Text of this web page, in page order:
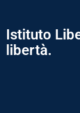
Istituto
libertà.